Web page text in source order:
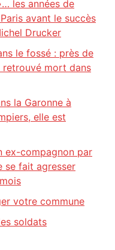
les années de
avant le succès
Drucker
le fossé : près de
retrouvé mort dans
la Garonne à
elle est
ex-compagnon par
se fait agresser
votre commune
soldats